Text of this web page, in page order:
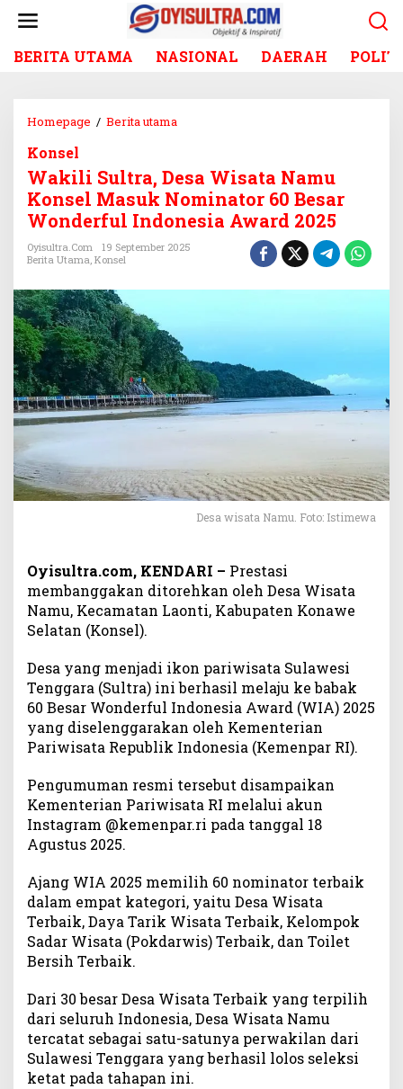
BERITA UTAMA NASIONAL DAERAH
Homepage / Berita utama
i
l
S
u
,
D
e
s
a
W
a
t
m
u
K
e
l
M
a
s
k
N
o
n
a
t
o
r
B
e
s
a
r
Konsel
Wakili Sultra, Desa Wisata Namu
Konsel Masuk Nominator 60 Besar
Wonderful Indonesia Award 2025
Oyisultra.com
19 September 2025
Berita Utama, Konsel
Desa wisata Namu. Foto: Istimewa
Oyisultra.com, KENDARI – Prestasi
membanggakan ditorehkan oleh Desa Wisata
Namu, Kecamatan Laonti, Kabupaten Konawe
Selatan (Konsel).
Desa yang menjadi ikon pariwisata Sulawesi
Tenggara (Sultra) ini berhasil melaju ke babak
60 Besar Wonderful Indonesia Award (WIA) 2025
yang diselenggarakan oleh Kementerian
Pariwisata Republik Indonesia (Kemenpar RI).
Pengumuman resmi tersebut disampaikan
Kementerian Pariwisata RI melalui akun
Instagram @kemenpar.ri pada tanggal 18
Agustus 2025.
Ajang WIA 2025 memilih 60 nominator terbaik
dalam empat kategori, yaitu Desa Wisata
Terbaik, Daya Tarik Wisata Terbaik, Kelompok
Sadar Wisata (Pokdarwis) Terbaik, dan Toilet
Bersih Terbaik.
Dari 30 besar Desa Wisata Terbaik yang terpilih
dari seluruh Indonesia, Desa Wisata Namu
tercatat sebagai satu-satunya perwakilan dari
Sulawesi Tenggara yang berhasil lolos seleksi
ketat pada tahapan ini.